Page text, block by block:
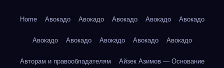
Home Авокадо Авокадо Авокадо Авокадо Авокадо
Авокадо Авокадо Авокадо Авокадо Авокадо
Авторам и правообладателям Айзек Азимов — Основание